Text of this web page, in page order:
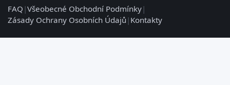
FAQ |Všeobecné Obchodní Podmínky|
Zásady Ochrany Osobních Údajů | Kontakty